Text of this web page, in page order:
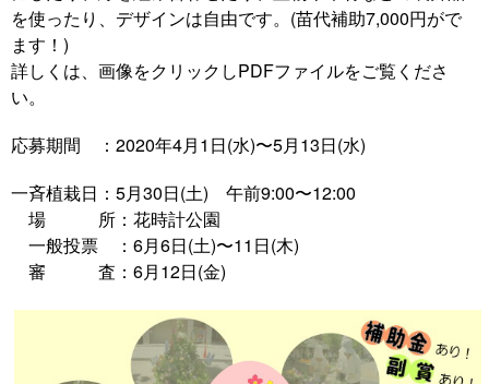
を使ったり、デザインは自由です。(苗代補助7,000円がで
ます！)
詳しくは、画像をクリックしPDFファイルをご覧くださ
い。
応募期間 ：2020年4月1日(水)〜5月13日(水)
一斉植栽日：5月30日(土) 午前9:00〜12:00
場 所：花時計公園
一般投票 ：6月6日(土)〜11日(木)
審 査：6月12日(金)